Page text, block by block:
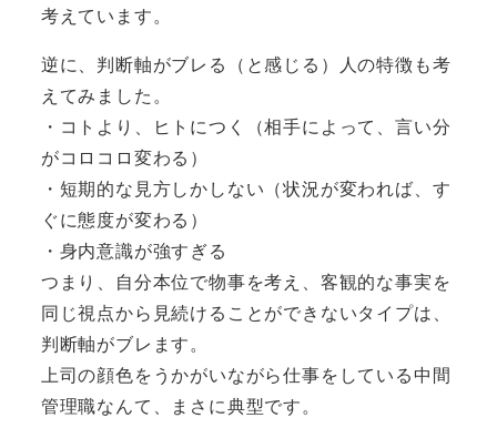
考えています。
逆に、判断軸がブレる（と感じる）人の特徴も考
えてみました。
・コトより、ヒトにつく（相手によって、言い分
がコロコロ変わる）
・短期的な見方しかしない（状況が変われば、す
ぐに態度が変わる）
・身内意識が強すぎる
つまり、自分本位で物事を考え、客観的な事実を
同じ視点から見続けることができないタイプは、
判断軸がブレます。
上司の顔色をうかがいながら仕事をしている中間
管理職なんて、まさに典型です。